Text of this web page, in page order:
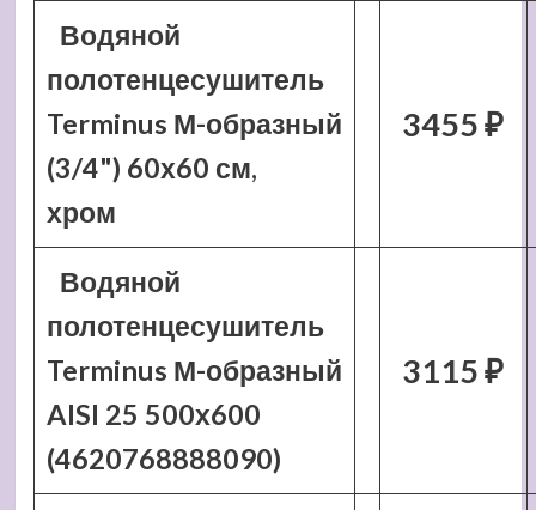
Водяной
полотенцесушитель
Terminus М-образный
(3/4") 60х60 см,
хром
3455 ₽
Водяной
полотенцесушитель
Terminus М-образный
AISI 25 500х600
(4620768888090)
3115 ₽